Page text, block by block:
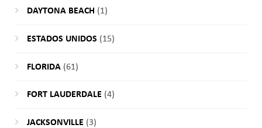
DAYTONA BEACH (1)
ESTADOS UNIDOS (15)
FLORIDA(61)
FORT LAUDERDALE (4)
JACKSONVILLE (3)